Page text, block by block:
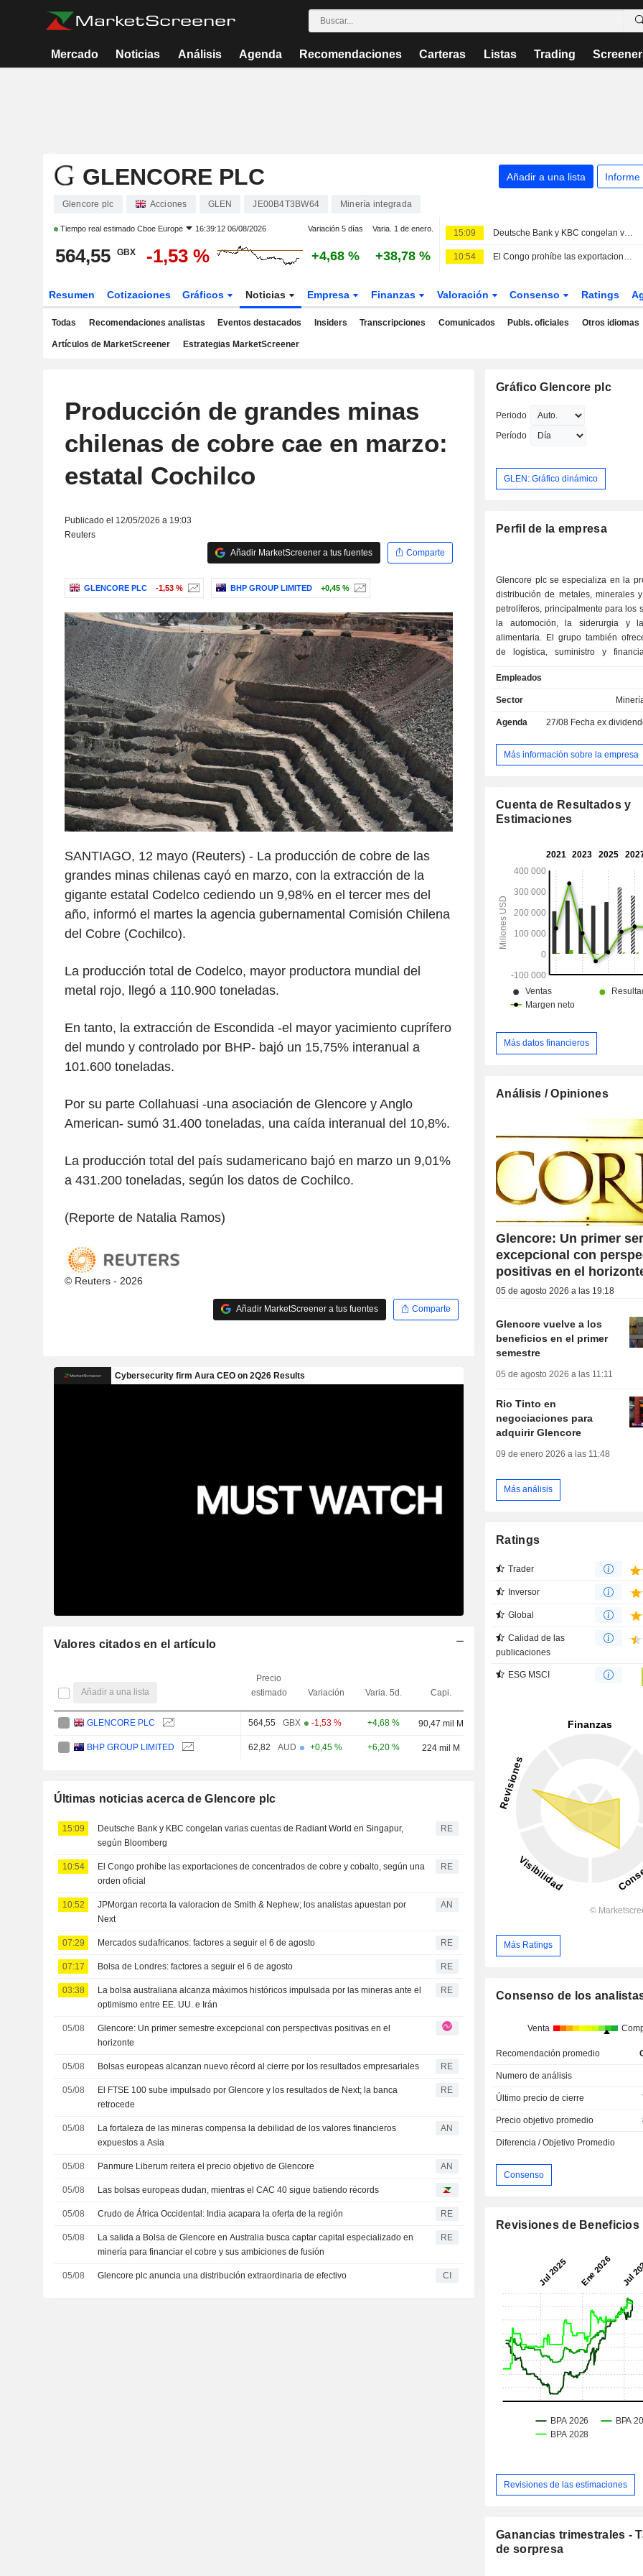
Mercado Noticias Análisis Agenda Recomendaciones Carteras Listas Trading
GLENCORE PLC Añadir a una lista Informe
Glencore plc Acciones GLEN JE00B4T3BW64 Minería integrada
Tiempo real estimado Cboe Europe 16:39:12 06/08/2026 Variación 5 días Varia. 1 de enero.
564,55 GBX -1,53 % +4,68 % +38,78 %
15:09 Deutsche Bank y KBC congelan varias cuentas de Radiant World en Singapur, según Bloomberg
10:54 El Congo prohíbe las exportaciones de concentrados de cobre y cobalto, según una orden oficial
Resumen Cotizaciones Gráficos Noticias Empresa Finanzas Valoración Consenso Ratings
Todas Recomendaciones analistas Eventos destacados Insiders Transcripciones Comunicados Publs. oficiales Otros idiomas
Artículos de MarketScreener Estrategias MarketScreener
Producción de grandes minas
chilenas de cobre cae en marzo:
estatal Cochilco
Publicado el 12/05/2026 a 19:03
Reuters
Añadir MarketScreener a tus fuentes
Comparte
GLENCORE PLC -1,53 % BHP GROUP LIMITED +0,45 %
SANTIAGO, 12 mayo (Reuters) - La producción de cobre de las
grandes minas chilenas cayó en marzo, con la extracción de la
gigante estatal Codelco cediendo un 9,98% en el tercer mes del
año, informó el martes la agencia gubernamental Comisión Chilena
del Cobre (Cochilco).
La producción total de Codelco, mayor productora mundial del
metal rojo, llegó a 110.900 toneladas.
En tanto, la extracción de Escondida -el mayor yacimiento cuprífero
del mundo y controlado por BHP- bajó un 15,75% interanual a
101.600 toneladas.
Por su parte Collahuasi -una asociación de Glencore y Anglo
American- sumó 31.400 toneladas, una caída interanual del 10,8%.
La producción total del país sudamericano bajó en marzo un 9,01%
a 431.200 toneladas, según los datos de Cochilco.
(Reporte de Natalia Ramos)
© Reuters - 2026
Añadir MarketScreener a tus fuentes Comparte
Valores citados en el artículo
Añadir a una lista
Precio
estimado
Variación Varia. 5d. Capi.
GLENCORE PLC 564,55 GBX -1,53 % +4,68 % 90,47 mil M
BHP GROUP LIMITED 62,82 AUD +0,45 % +6,20 % 224 mil M
Últimas noticias acerca de Glencore plc
15:09
Deutsche Bank y KBC congelan varias cuentas de Radiant World en Singapur,
según Bloomberg
RE
10:54
El Congo prohíbe las exportaciones de concentrados de cobre y cobalto, según una
orden oficial
RE
10:52
JPMorgan recorta la valoracion de Smith & Nephew; los analistas apuestan por
Next
AN
07:29 Mercados sudafricanos: factores a seguir el 6 de agosto RE
07:17 Bolsa de Londres: factores a seguir el 6 de agosto RE
03:38
La bolsa australiana alcanza máximos históricos impulsada por las mineras ante el
optimismo entre EE. UU. e Irán
RE
05/08
Glencore: Un primer semestre excepcional con perspectivas positivas en el
horizonte
05/08 Bolsas europeas alcanzan nuevo récord al cierre por los resultados empresariales RE
05/08
El FTSE 100 sube impulsado por Glencore y los resultados de Next; la banca
retrocede
RE
05/08
La fortaleza de las mineras compensa la debilidad de los valores financieros
expuestos a Asia
AN
05/08 Panmure Liberum reitera el precio objetivo de Glencore AN
05/08 Las bolsas europeas dudan, mientras el CAC 40 sigue batiendo récords
05/08 Crudo de África Occidental: India acapara la oferta de la región RE
05/08
La salida a Bolsa de Glencore en Australia busca captar capital especializado en
minería para financiar el cobre y sus ambiciones de fusión
RE
05/08 Glencore plc anuncia una distribución extraordinaria de efectivo CI
Gráfico Glencore plc
Periodo
Período
GLEN: Gráfico dinámico
Perfil de la empresa
Glencore plc se especializa en la
distribución de metales, minerales
petrolíferos, principalmente para los
la automoción, la siderurgia y
alimentaria. El grupo también
de logística, suministro y
siguiente manera: - venta de productos
petrolíferos, coque y carbón (53,9 %); - venta de
cobre, alúmina, aleaciones de
distribuyen geográficamente de la
manera: Europa (27 %), Asia (49,1
Empleados
Sector
Agenda 27/08 Fecha ex dividendo
Más información sobre la empresa
Cuenta de Resultados y
Estimaciones
Más datos financieros
Análisis / Opiniones
Glencore: Un primer
excepcional con
positivas en el
05 de agosto 2026 a las 19:18
Glencore vuelve a los
beneficios en el primer
semestre
05 de agosto 2026 a las 11:11
Rio Tinto en
negociaciones para
adquirir Glencore
09 de enero 2026 a las 11:48
Más análisis
Ratings
Trader
Inversor
Global
Calidad de las
publicaciones
ESG MSCI
Más Ratings
Consenso de los
Venta
Recomendación promedio
Numero de análisis
Último precio de cierre
Precio objetivo promedio
Diferencia / Objetivo Promedio
Consenso
Revisiones de Beneficios
Revisiones de las estimaciones
Ganancias trimestrales -
de sorpresa